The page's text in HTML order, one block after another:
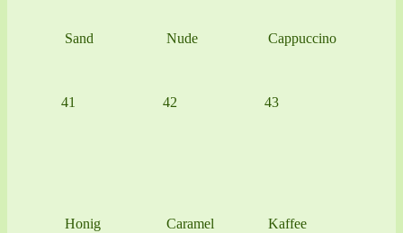
Sand Nude Cappuccino
41
Honig
42
Caramel
43
Kaffee